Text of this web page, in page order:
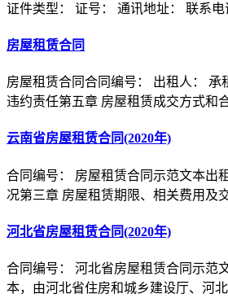
证件类型： 证号： 通讯地址： 联系
房屋租赁合同
房屋租赁合同合同编号： 出租人：
违约责任第五章 房屋租赁成交方式和
云南省房屋租赁合同(2020年)
合同编号： 房屋租赁合同示范文本出
况第三章 房屋租赁期限、相关费用及
河北省房屋租赁合同(2020年)
合同编号： 河北省房屋租赁合同示范
本，由河北省住房和城乡建设厅、河